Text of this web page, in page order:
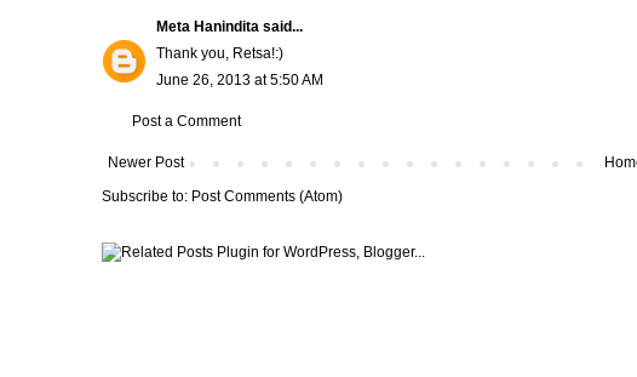
Meta Hanindita said...
Thank you, Retsa!:)
June 26, 2013 at 5:50 AM
Post a Comment
Newer Post
Subscribe to: Post Comments (Atom)